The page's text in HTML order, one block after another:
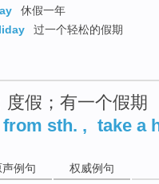
休假一年
过一个轻松的假期
度假；有一个假期
sth. , take a
声例句 权威例句